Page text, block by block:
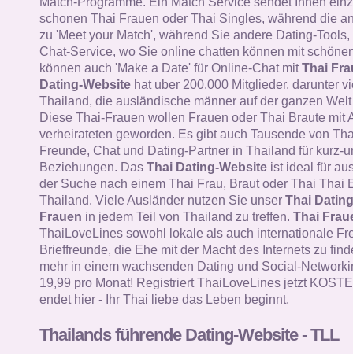
schonen Thai Frauen oder Thai Singles, während die
zu 'Meet your Match', während Sie andere Dating-
Chat-Service, wo Sie online chatten können mit
können auch 'Make a Date' für Online-Chat mitThai
Dating-Websitehat uber 200.000 Mitglieder, darunter
Thailand, die ausländische männer auf der ganzen
Diese Thai-Frauen wollen Frauen oder Thai Braute mit
verheirateten geworden. Es gibt auch Tausende von
Freunde, Chat und Dating-Partner in Thailand für kurz-
Beziehungen. Das Thai Dating-Websiteist ideal für
der Suche nach einem Thai Frau, Braut oder Thai Thai
Thailand. Viele Ausländer nutzen Sie unser Thai
Frauen in jedem Teil von Thailand zu treffen. Thai
ThaiLoveLines sowohl lokale als auch internationale
Brieffreunde, die Ehe mit der Macht des Internets zu
mehr in einem wachsenden Dating und Social-
19,99 pro Monat! Registriert ThaiLoveLines jetzt
endet hier - Ihr Thai liebe das Leben beginnt.
Thailands führende Dating-Website - TLL